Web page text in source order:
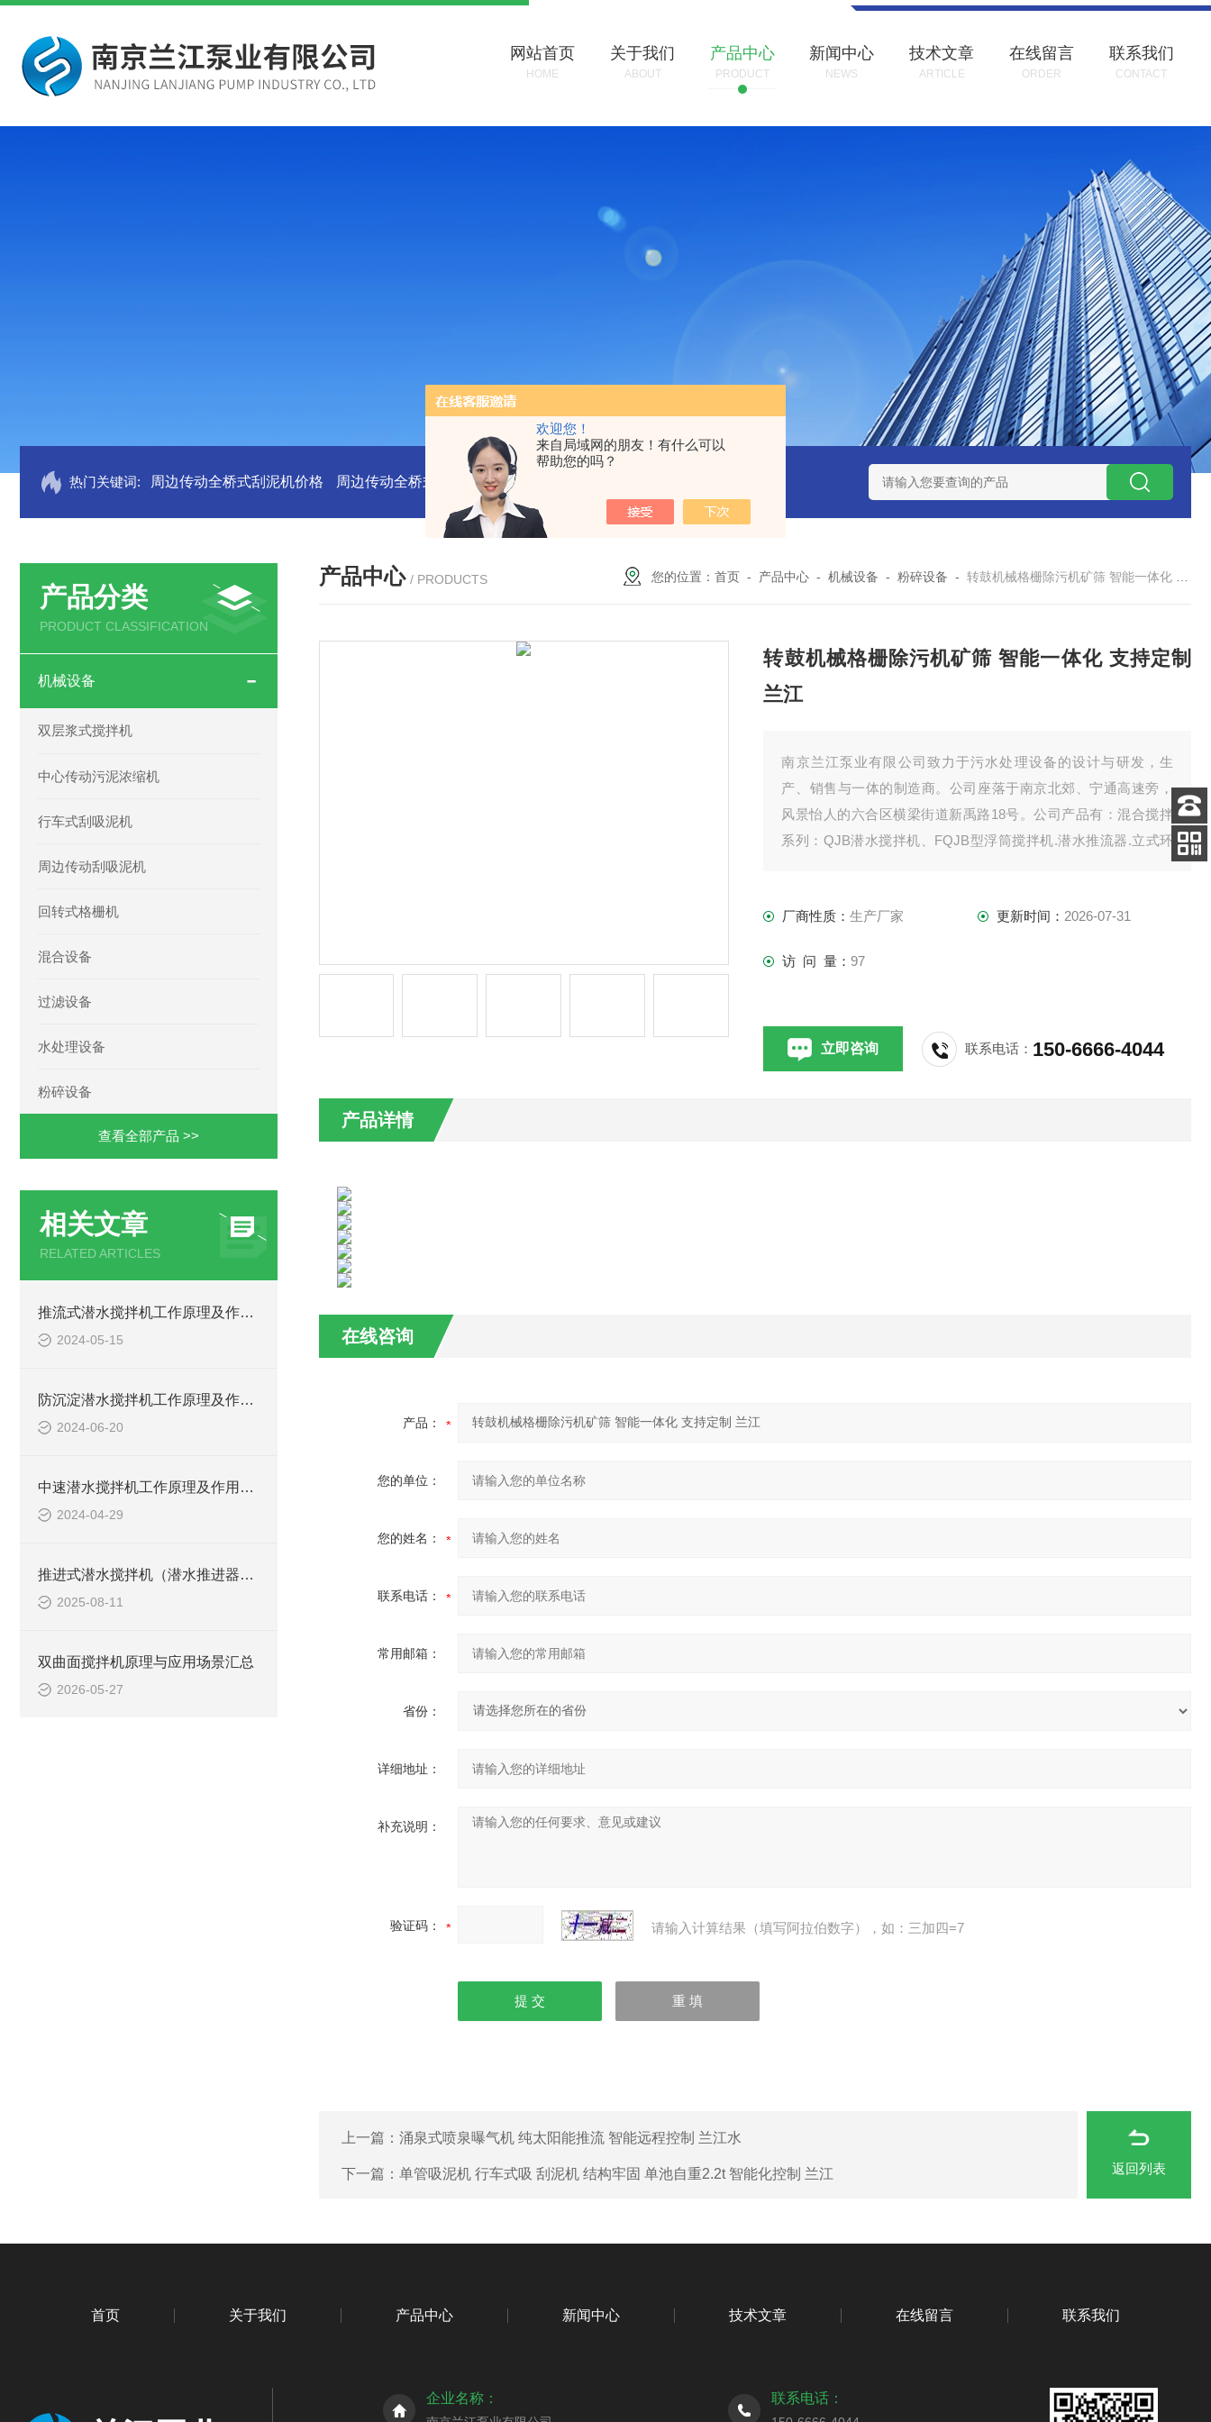
欢迎您！
来自局域网的朋友！有什么可以
帮助您的吗？
网站首页
HOME
关于我们
ABOUT
产品中心
PRODUCT
新闻中心
NEWS
技术文章
ARTICLE
在线留言
ORDER
联系我们
CONTACT
热门关键词: 周边传动全桥式刮泥机价格 周边传动全桥式刮泥机 周边传动半桥式刮泥机安装 周边传动半桥式刮泥机选型 周边传动半桥式刮泥机
产品分类
PRODUCT CLASSIFICATION
机械设备
双层浆式搅拌机
中心传动污泥浓缩机
行车式刮吸泥机
周边传动刮吸泥机
回转式格栅机
混合设备
过滤设备
水处理设备
粉碎设备
查看全部产品 >>
相关文章
RELATED ARTICLES
推流式潜水搅拌机工作原理及作用特点、安装图、CAD结构图
2024-05-15
防沉淀潜水搅拌机工作原理及作用特点、安装图、CAD结构图
2024-06-20
中速潜水搅拌机工作原理及作用特点、安装图、CAD结构图
2024-04-29
推进式潜水搅拌机（潜水推进器）厂家讲解日常维护要点
2025-08-11
双曲面搅拌机原理与应用场景汇总
2026-05-27
产品中心 / PRODUCTS 您的位置：首页 - 产品中心 -机械设备 -粉碎设备 -转鼓机械格栅除污机矿筛 智能一体化 支持定制 兰江
转鼓机械格栅除污机矿筛 智能一体化 支持定制
兰江
南京兰江泵业有限公司致力于污水处理设备的设计与研发，生
产、销售与一体的制造商。公司座落于南京北郊、宁通高速旁，
风景怡人的六合区横梁街道新禹路18号。公司产品有：混合搅拌
系列：QJB潜水搅拌机、FQJB型浮筒搅拌机.潜水推流器.立式环
厂商性质：生产厂家 更新时间： 2026-07-31
访 问 量：97
立即咨询 联系电话： 150-6666-4044
产品详情
在线咨询
产品：
您的单位：
您的姓名：
联系电话：
常用邮箱：
省份：
详细地址：
补充说明：
验证码： 请输入计算结果（填写阿拉伯数字），如：三加四=7
上一篇： 涌泉式喷泉曝气机 纯太阳能推流 智能远程控制 兰江水
下一篇： 单管吸泥机 行车式吸 刮泥机 结构牢固 单池自重2.2t 智能化控制 兰江 返回列表
首页 关于我们 产品中心 新闻中心 技术文章 在线留言 联系我们
企业名称： 联系电话：
客服
电话